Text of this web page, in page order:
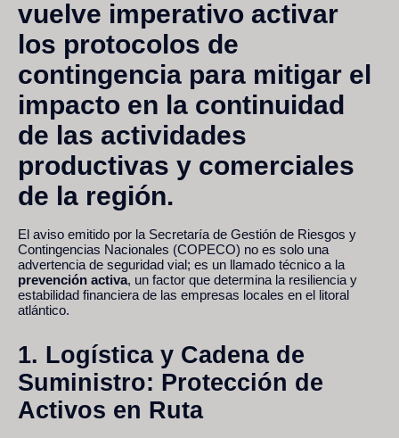
vuelve imperativo activar
los protocolos de
contingencia para mitigar el
impacto en la continuidad
de las actividades
productivas y comerciales
de la región.
El aviso emitido por la Secretaría de Gestión de Riesgos y
Contingencias Nacionales (COPECO) no es solo una
advertencia de seguridad vial; es un llamado técnico a la
prevención activa, un factor que determina la resiliencia y
estabilidad financiera de las empresas locales en el litoral
atlántico.
1. Logística y Cadena de
Suministro: Protección de
Activos en Ruta